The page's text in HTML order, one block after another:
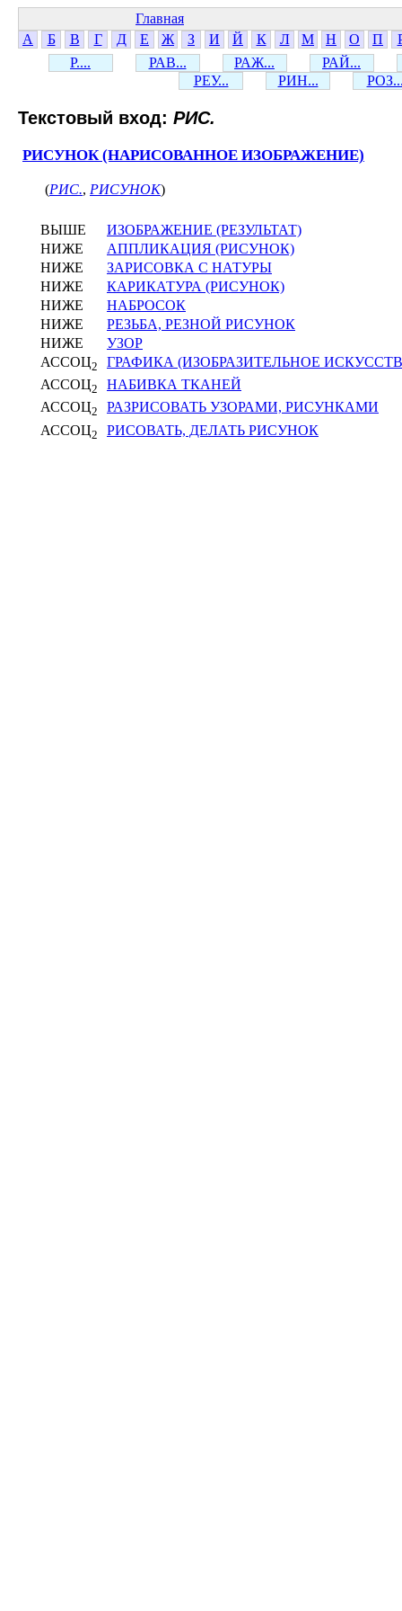
Главная
А
Б В Г Д Е Ж З И Й К Л М Н О П
Р....
РАВ... РАЖ...
РАЙ...
РЕУ...
РИН...
Текстовый вход: РИС.
РИСУНОК (НАРИСОВАННОЕ ИЗОБРАЖЕНИЕ)
(РИС., РИСУНОК)
ВЫШЕ
ИЗОБРАЖЕНИЕ (РЕЗУЛЬТАТ)
НИЖЕ
АППЛИКАЦИЯ (РИСУНОК)
НИЖЕ
ЗАРИСОВКА С НАТУРЫ
НИЖЕ
КАРИКАТУРА (РИСУНОК)
НИЖЕ
НАБРОСОК
НИЖЕ
РЕЗЬБА, РЕЗНОЙ РИСУНОК
НИЖЕ
УЗОР
АССОЦ2
ГРАФИКА (ИЗОБРАЗИТЕЛЬНОЕ
АССОЦ2
НАБИВКА ТКАНЕЙ
АССОЦ2
РАЗРИСОВАТЬ УЗОРАМИ, РИСУНКАМИ
АССОЦ2 РИСОВАТЬ, ДЕЛАТЬ РИСУНОК